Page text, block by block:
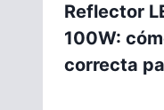
Reflector
100W:
correcta